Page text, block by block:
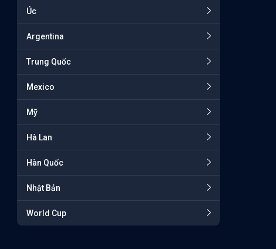
Úc
Argentina
Trung Quốc
Mexico
Mỹ
Hà Lan
Hàn Quốc
Nhật Bản
World Cup